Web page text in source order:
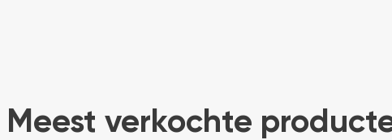
Meest verkochte